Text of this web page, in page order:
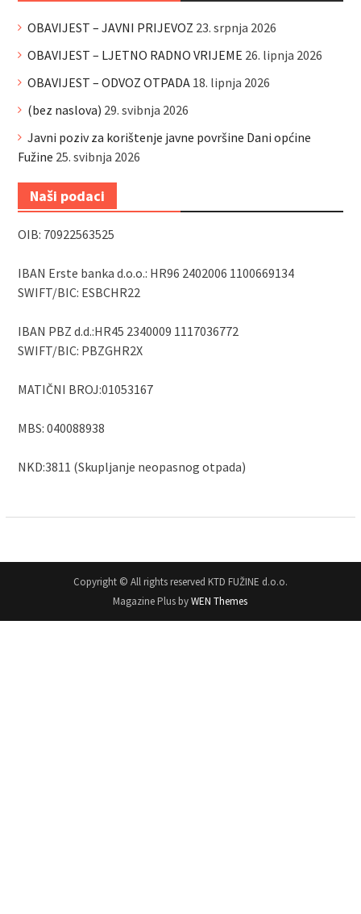
OBAVIJEST – JAVNI PRIJEVOZ 23. srpnja 2026
OBAVIJEST – LJETNO RADNO VRIJEME 26. lipnja 2026
OBAVIJEST – ODVOZ OTPADA 18. lipnja 2026
(bez naslova) 29. svibnja 2026
Javni poziv za korištenje javne površine Dani općine
Fužine 25. svibnja 2026
Naši podaci
OIB: 70922563525
IBAN Erste banka d.o.o.: HR96 2402006 1100669134
SWIFT/BIC: ESBCHR22
IBAN PBZ d.d.:HR45 2340009 1117036772
SWIFT/BIC: PBZGHR2X
MATIČNI BROJ:01053167
MBS: 040088938
NKD:3811 (Skupljanje neopasnog otpada)
Copyright © All rights reserved KTD FUŽINE d.o.o.
Magazine Plus byWEN Themes